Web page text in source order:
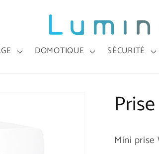
DOMOTIQUE SÉCURITÉ
Mini prise